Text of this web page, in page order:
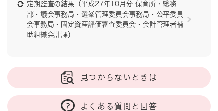
定期監査の結果（平成27年10月分 保育所・総務
部・議会事務局・選挙管理委員会事務局・公平委員
会事務局・固定資産評価審査委員会・会計管理者補
助組織会計課）
見つからないときは
よくある質問と回答